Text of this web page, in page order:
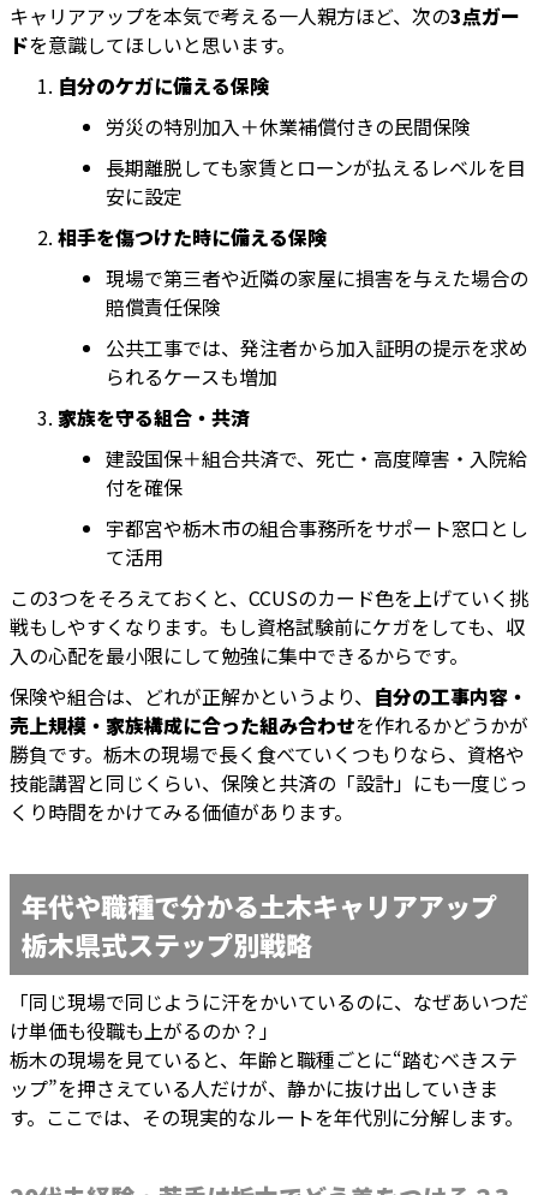
キャリアアップを本気で考える一人親方ほど、次の3点ガー
ドを意識してほしいと思います。
自分のケガに備える保険
労災の特別加入＋休業補償付きの民間保険
長期離脱しても家賃とローンが払えるレベルを目
安に設定
相手を傷つけた時に備える保険
現場で第三者や近隣の家屋に損害を与えた場合の
賠償責任保険
公共工事では、発注者から加入証明の提示を求め
られるケースも増加
家族を守る組合・共済
建設国保＋組合共済で、死亡・高度障害・入院給
付を確保
宇都宮や栃木市の組合事務所をサポート窓口とし
て活用
この3つをそろえておくと、CCUSのカード色を上げていく挑
戦もしやすくなります。もし資格試験前にケガをしても、収
入の心配を最小限にして勉強に集中できるからです。
保険や組合は、どれが正解かというより、 自分の工事内容・
売上規模・家族構成に合った組み合わせを作れるかどうかが
勝負です。栃木の現場で長く食べていくつもりなら、資格や
技能講習と同じくらい、保険と共済の「設計」にも一度じっ
くり時間をかけてみる価値があります。
年代や職種で分かる土木キャリアアップ
栃木県式ステップ別戦略
「同じ現場で同じように汗をかいているのに、なぜあいつだ
け単価も役職も上がるのか？」
栃木の現場を見ていると、年齢と職種ごとに“踏むべきステ
ップ”を押さえている人だけが、静かに抜け出していきま
す。ここでは、その現実的なルートを年代別に分解します。